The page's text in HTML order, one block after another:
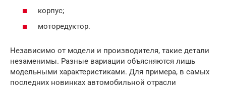
корпус;
моторедуктор.
Независимо от модели и производителя, такие детали
незаменимы. Разные вариации объясняются лишь
модельными характеристиками. Для примера, в самых
последних новинках автомобильной отрасли